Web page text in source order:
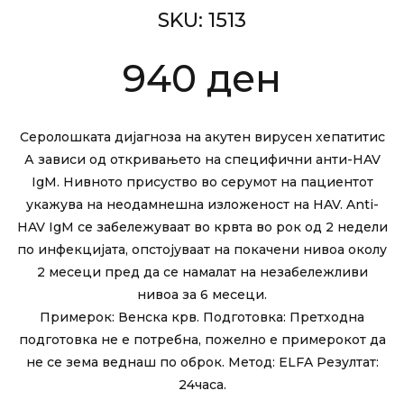
SKU: 1513
940 ден
Серолошката дијагноза на акутен вирусен хепатитис
А зависи од откривањето на специфични анти-HAV
IgM. Нивното присуство во серумот на пациентот
укажува на неодамнешна изложеност на HAV. Anti-
HAV IgM се забележуваат во крвта во рок од 2 недели
по инфекцијата, опстојуваат на покачени нивоа околу
2 месеци пред да се намалат на незабележливи
нивоа за 6 месеци.
Примерок: Венска крв. Подготовка: Претходна
подготовка не е потребна, пожелно е примерокот да
не се зема веднаш по оброк. Метод: ELFA Резултат:
24часа.